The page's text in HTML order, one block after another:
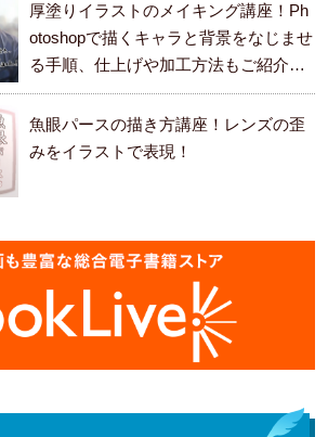
厚塗りイラストのメイキング講座！Ph
otoshopで描くキャラと背景をなじませ
る手順、仕上げや加工方法もご紹介し
ます。
魚眼パースの描き方講座！レンズの歪
みをイラストで表現！